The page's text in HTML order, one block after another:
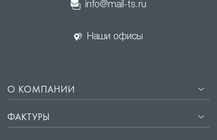
info@mail-ts.ru
Наши офисы
О КОМПАНИИ
ФАКТУРЫ